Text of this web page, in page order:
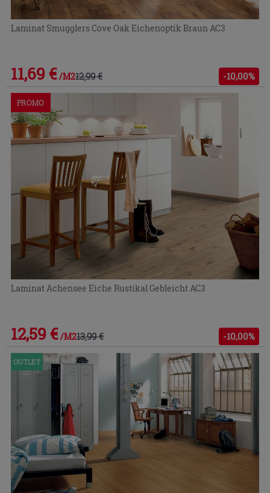
Laminat Smugglers Cove Oak Eichenoptik Braun AC3
11,69 € /M212,99 € -10,00%
PROMO
Laminat Achensee Eiche Rustikal Gebleicht AC3
12,59 € /M213,99 € -10,00%
OUTLET